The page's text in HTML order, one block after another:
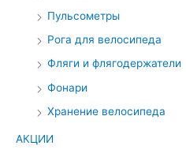
Пульсометры
Рога для велосипеда
Фляги и флягодержатели
Фонари
Хранение велосипеда
АКЦИИ